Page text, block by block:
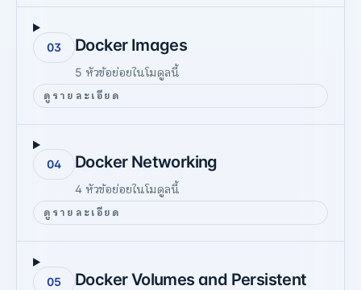
03 Docker Images
5 หัวข้อย่อยในโมดูลนี้
ดูรายละเอียด
04 Docker Networking
4 หัวข้อย่อยในโมดูลนี้
ดูรายละเอียด
05
Docker Volumes and Persistent